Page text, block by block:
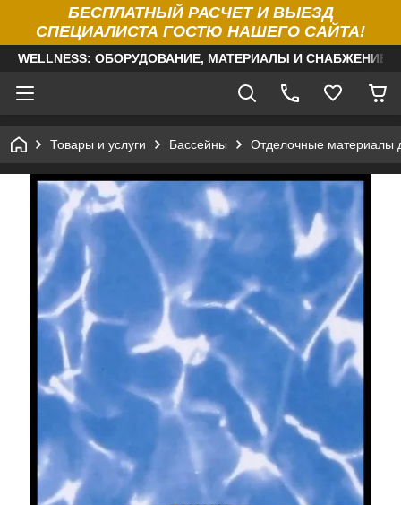
БЕСПЛАТНЫЙ РАСЧЕТ И ВЫЕЗД
СПЕЦИАЛИСТА ГОСТЮ НАШЕГО САЙТА!
WELLNESS: ОБОРУДОВАНИЕ, МАТЕРИАЛЫ И
Товары и услуги Бассейны Отделочные материалы